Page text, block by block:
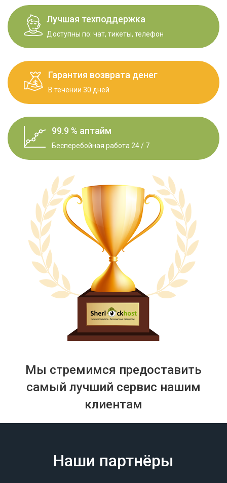
Лучшая техподдержка
Доступны по: чат, тикеты, телефон
Гарантия возврата денег
В течении 30 дней
99.9 % аптайм
Бесперебойная работа 24 / 7
Мы стремимся предоставить
самый лучший сервис нашим
клиентам
Наши партнёры